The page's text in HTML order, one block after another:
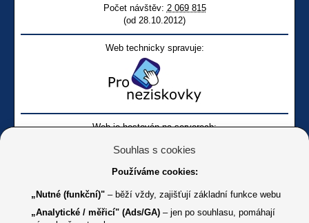
Počet návštěv: 2 069 815
(od 28.10.2012)
Web technicky spravuje:
Web je hostován na serverech:
Souhlas s cookies
Používáme cookies:
„Nutné (funkční)" – běží vždy, zajišťují základní funkce webu
„Analytické / měřicí" (Ads/GA) – jen po souhlasu, pomáhají